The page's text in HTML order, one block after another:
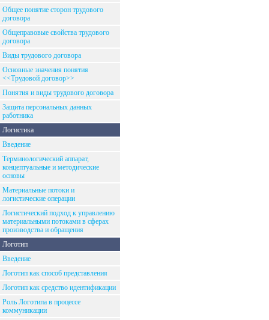
Общее понятие сторон трудового
договора
Общеправовые свойства трудового
договора
Виды трудового договора
Основные значения понятия
<<Трудовой договор>>
Понятия и виды трудового договора
Защита персональных данных
работника
Логистика
Введение
Терминологический аппарат,
концептуальные и методические
основы
Материальные потоки и
логистические операции
Логистический подход к управлению
материальными потоками в сферах
производства и обращения
Логотип
Введение
Логотип как способ представления
Логотип как средство идентификации
Роль Логотипа в процессе
коммуникации